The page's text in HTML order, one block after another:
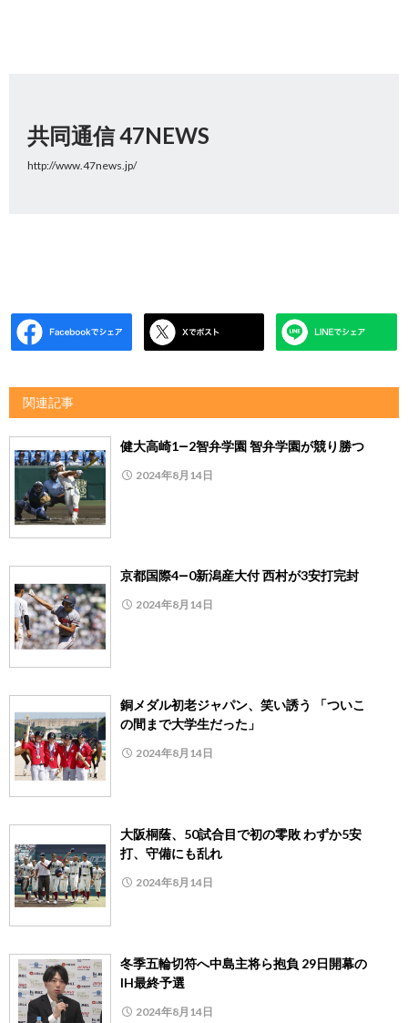
共同通信 47NEWS
http://www.47news.jp/
関連記事
健大高崎1―2智弁学園 智弁学園が競り勝つ
2024年8月14日
京都国際4―0新潟産大付 西村が3安打完封
2024年8月14日
銅メダル初老ジャパン、笑い誘う 「ついこ
の間まで大学生だった」
2024年8月14日
大阪桐蔭、50試合目で初の零敗 わずか5安
打、守備にも乱れ
2024年8月14日
冬季五輪切符へ中島主将ら抱負 29日開幕の
IH最終予選
2024年8月14日